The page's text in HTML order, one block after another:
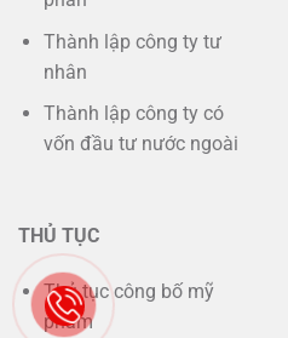
Thành lập công ty tư
nhân
Thành lập công ty có
vốn đầu tư nước ngoài
THỦ TỤC
Thủ tục công bố mỹ
phẩm